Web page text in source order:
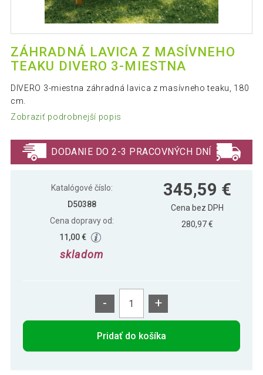
ZÁHRADNÁ LAVICA Z MASÍVNEHO
TEAKU DIVERO 3-MIESTNA
DIVERO 3-miestna záhradná lavica z masívneho teaku, 180
cm.
Zobraziť podrobnejší popis
DODANIE DO 2-3 PRACOVNÝCH DNÍ
Katalógové číslo:
D50388
Cena dopravy od:
11,00 €
skladom
345,59 €
Cena bez DPH
280,97 €
- +
Pridať do košíka